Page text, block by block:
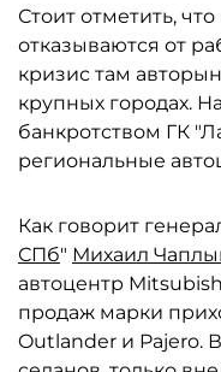
Стоит отметить,
отказываются от
кризис там
крупных городах.
банкротством ГК
региональные
Как говорит
СПб" Михаил
автоцентр
продаж марки
Outlander и Pajero.